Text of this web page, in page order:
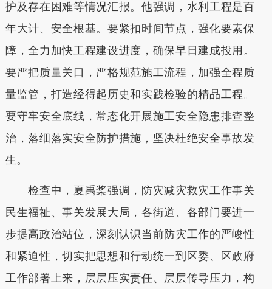
护及存在困难等情况汇报。他强调，水利工程是百
年大计、安全根基。要紧扣时间节点，强化要素保
障，全力加快工程建设进度，确保早日建成投用。
要严把质量关口，严格规范施工流程，加强全程质
量监管，打造经得起历史和实践检验的精品工程。
要守牢安全底线，常态化开展施工安全隐患排查整
治，落细落实安全防护措施，坚决杜绝安全事故发
生。
检查中，夏禹桨强调，防灾减灾救灾工作事关
民生福祉、事关发展大局，各街道、各部门要进一
步提高政治站位，深刻认识当前防灾工作的严峻性
和紧迫性，切实把思想和行动统一到区委、区政府
工作部署上来，层层压实责任、层层传导压力，构